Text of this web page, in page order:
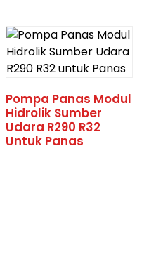
Pompa Panas Modul
Hidrolik Sumber
Udara R290 R32
Untuk Panas